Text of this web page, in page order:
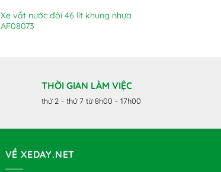
Xe vắt nước đôi 46 lít khung nhựa
AF08073
THỜI GIAN LÀM VIỆC
thứ 2 - thứ 7 từ 8h00 - 17h00
VỀ XEDAY.NET